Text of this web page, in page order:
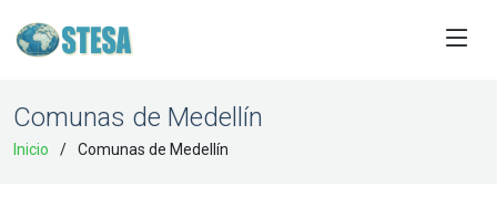
Comunas de Medellín
Inicio Comunas de Medellín